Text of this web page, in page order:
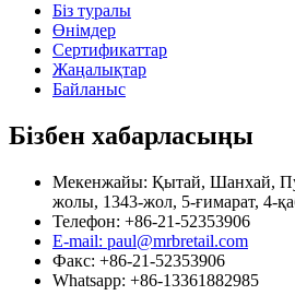
Біз туралы
Өнімдер
Сертификаттар
Жаңалықтар
Байланыс
Бізбен хабарласыңы
Мекенжайы: Қытай, Шанхай,
жолы, 1343-жол, 5-ғимарат, 4-
Телефон: +86-21-52353906
E-mail: paul@mrbretail.com
Факс: +86-21-52353906
Whatsapp: +86-13361882985